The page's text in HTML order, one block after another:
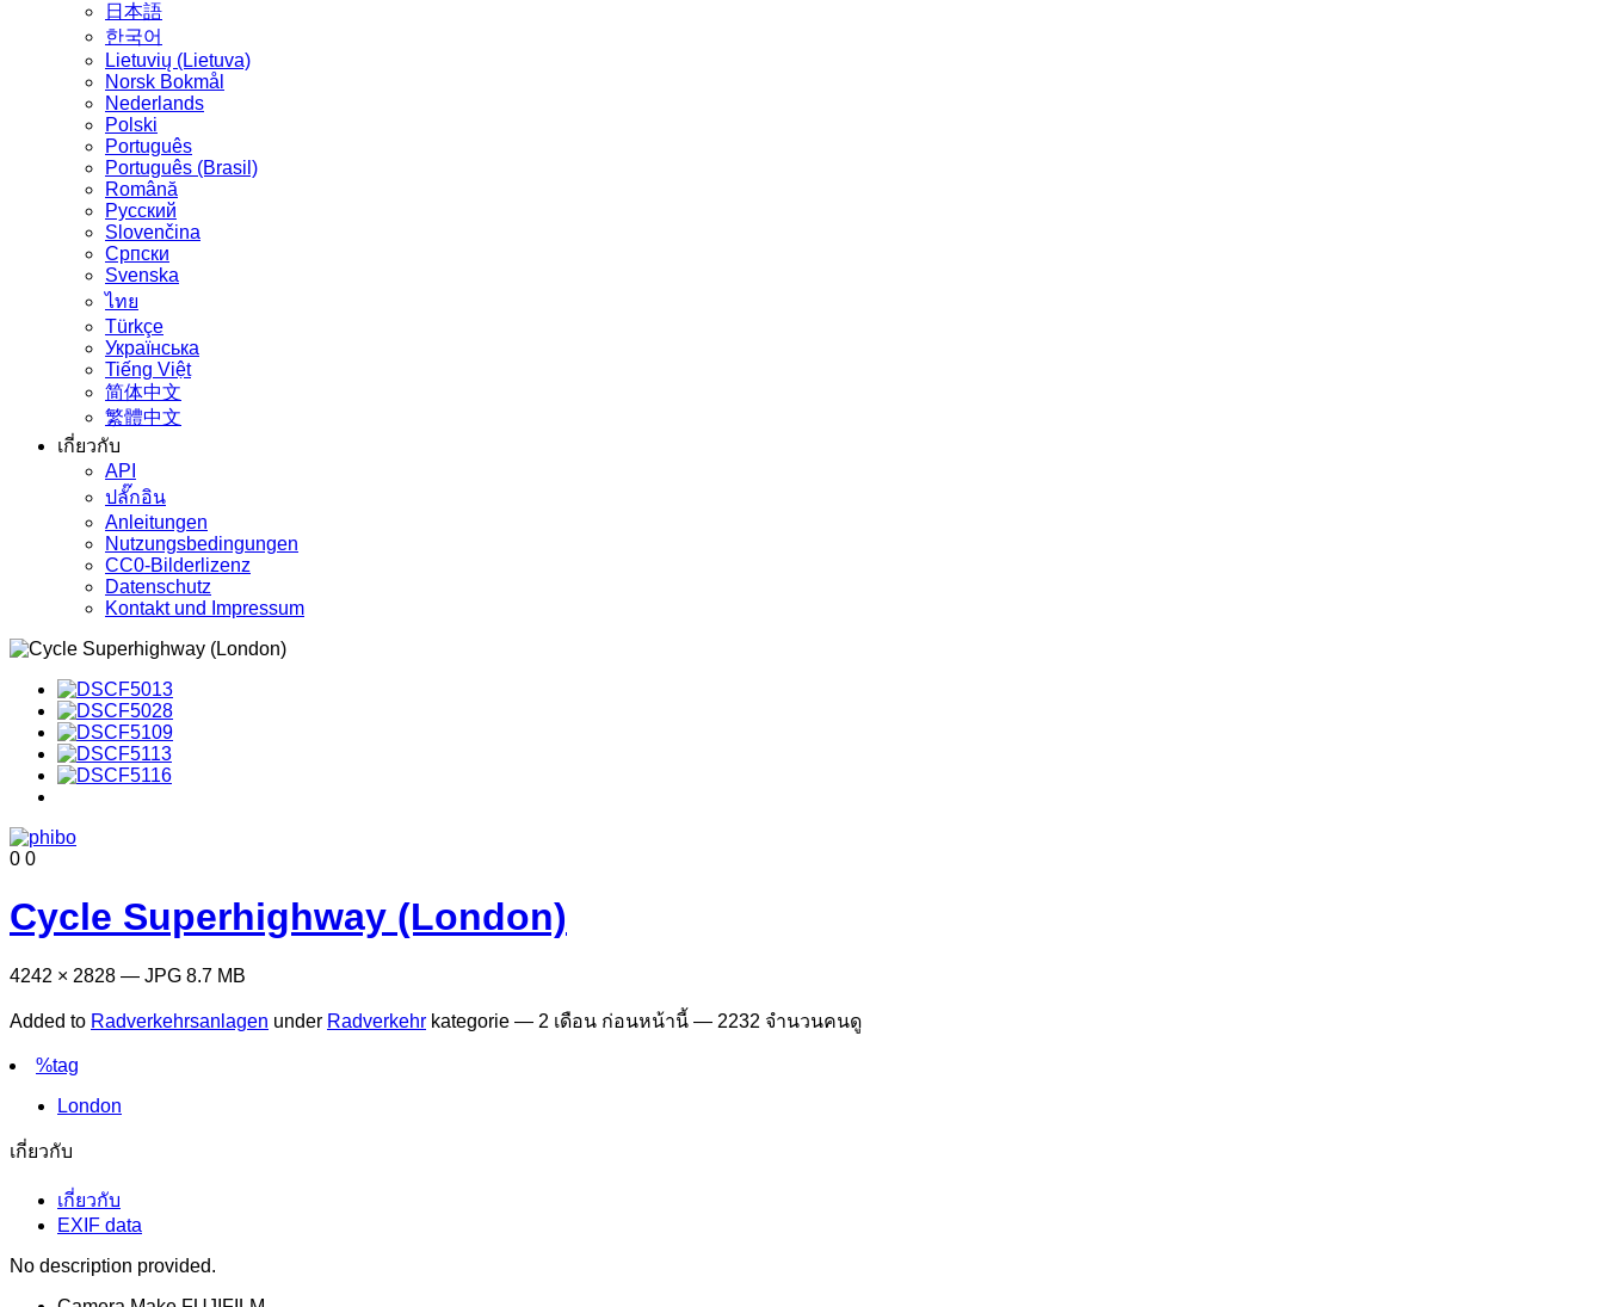
日本語
한국어
Lietuvių (Lietuva)
‪Norsk Bokmål‬
Nederlands
Polski
Português
Português (Brasil)
Română
Русский
Slovenčina
Српски
Svenska
ไทย
Türkçe
Українська
Tiếng Việt
简体中文
繁體中文
เกี่ยวกับ
API
ปลั๊กอิน
Anleitungen
Nutzungsbedingungen
CC0-Bilderlizenz
Datenschutz
Kontakt und Impressum
0 0
Cycle Superhighway (London)
4242 × 2828 — JPG 8.7 MB
Added to Radverkehrsanlagen under Radverkehr kategorie — 2 เดือน ก่อนหน้านี้ — 2232 จำนวนคนดู
%tag
London
เกี่ยวกับ
เกี่ยวกับ
EXIF data
No description provided.